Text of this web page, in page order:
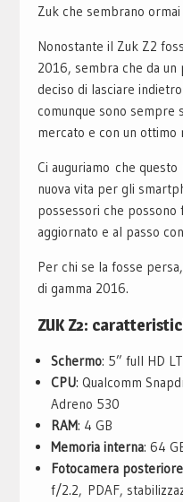
Zuk che sembrano ormai
Nonostante il Zuk Z2
2016, sembra che da
deciso di lasciare
comunque sono sempre
mercato e con un
Ci auguriamo che questo
nuova vita per gli
possessori che possono
aggiornato e al passo
Per chi se la fosse
di gamma 2016.
ZUK Z2:
Schermo: 5” full HD
CPU: Qualcomm
Adreno 530
RAM: 4 GB
Memoria interna: 64
Fotocamera posteriore
f/2.2, PDAF,